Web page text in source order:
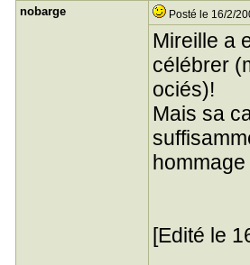
nobarge Posté le 16/2/
Mireille a
célébrer
ociés)!
Mais sa
[Edité le